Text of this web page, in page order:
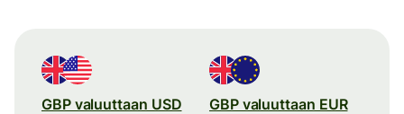
GBP valuuttaan USD GBP valuuttaan EUR